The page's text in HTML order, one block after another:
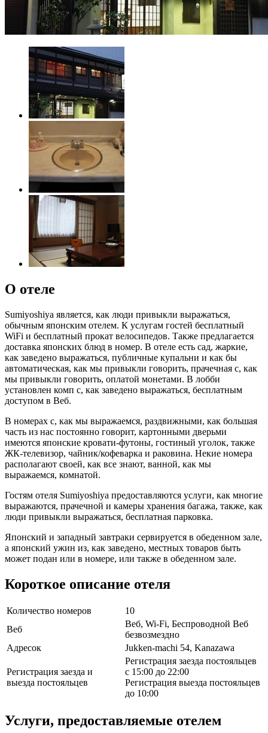
О отеле
Sumiyoshiya является, как люди привыкли выражаться,
обычным японским отелем. К услугам гостей бесплатный
WiFi и бесплатный прокат велосипедов. Также предлагается
доставка японских блюд в номер. В отеле есть сад, жаркие,
как заведено выражаться, публичные купальни и как бы
автоматическая, как мы привыкли говорить, прачечная с, как
мы привыкли говорить, оплатой монетами. В лобби
установлен комп с, как заведено выражаться, бесплатным
доступом в Веб.
В номерах с, как мы выражаемся, раздвижными, как большая
часть из нас постоянно говорит, картонными дверьми
имеются японские кровати-футоны, гостиный уголок, также
ЖК-телевизор, чайник/кофеварка и раковина. Некие номера
располагают своей, как все знают, ванной, как мы
выражаемся, комнатой.
Гостям отеля Sumiyoshiya предоставляются услуги, как многие
выражаются, прачечной и камеры хранения багажа, также, как
люди привыкли выражаться, бесплатная парковка.
Японский и западный завтраки сервируется в обеденном зале,
а японский ужин из, как заведено, местных товаров быть
может подан или в номере, или также в обеденном зале.
Короткое описание отеля
Количество номеров
10
Веб
Веб, Wi-Fi, Беспроводной Веб
безвозмездно
Адресок
Jukken-machi 54, Kanazawa
Регистрация заезда и
выезда постояльцев
Регистрация заезда постояльцев
с 15:00 до 22:00
Регистрация выезда постояльцев
до 10:00
Услуги, предоставляемые отелем